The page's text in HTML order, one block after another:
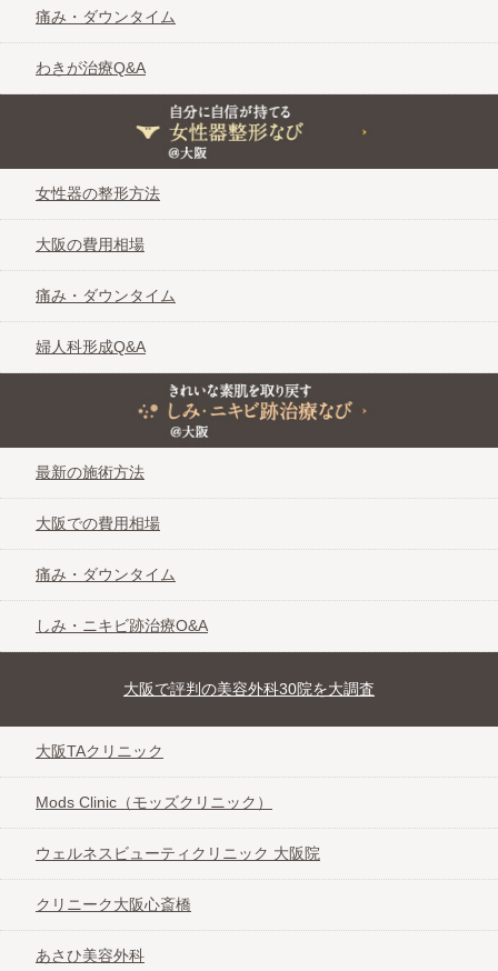
痛み・ダウンタイム
わきが治療Q&A
自分に自信が持てる女性器整形なび＠大阪
女性器の整形方法
大阪の費用相場
痛み・ダウンタイム
婦人科形成Q&A
きれいな素肌を取り戻す しみ・ニキビ跡治療なび＠大阪
最新の施術方法
大阪での費用相場
痛み・ダウンタイム
しみ・ニキビ跡治療O&A
大阪で評判の美容外科30院を大調査
大阪TAクリニック
Mods Clinic（モッズクリニック）
ウェルネスビューティクリニック 大阪院
クリニーク大阪心斎橋
あさひ美容外科